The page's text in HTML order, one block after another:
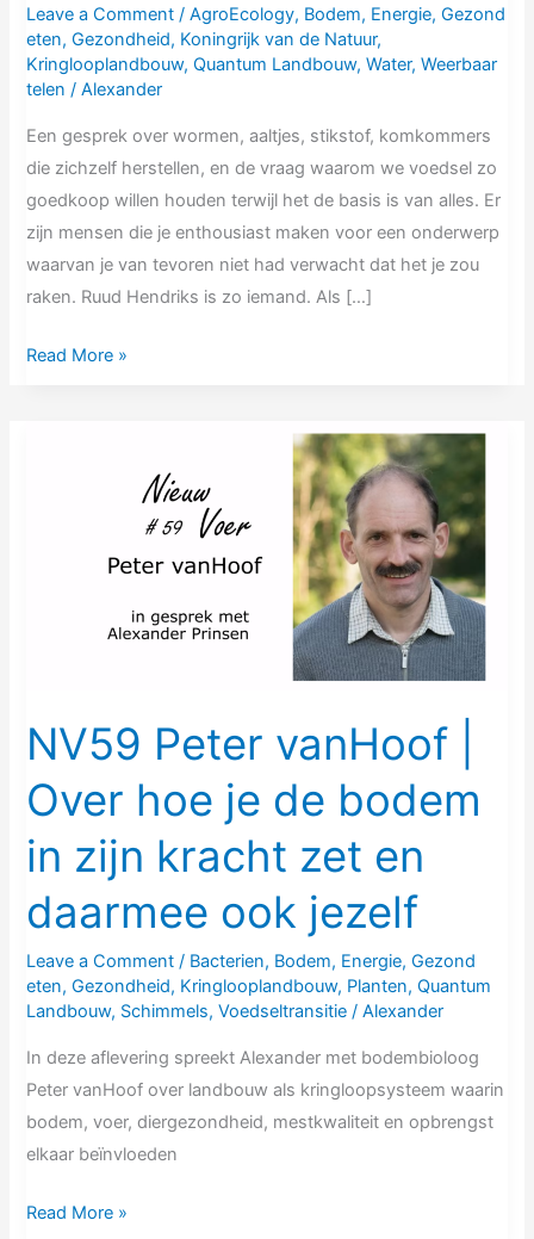
Leave a Comment /AgroEcology, Bodem, Energie,Gezond
eten,Gezondheid, Koningrijk van de Natuur,
Kringlooplandbouw,Quantum Landbouw,Water,Weerbaar
telen /Alexander
Een gesprek over wormen, aaltjes, stikstof, komkommers
die zichzelf herstellen, en de vraag waarom we voedsel zo
goedkoop willen houden terwijl het de basis is van alles. Er
zijn mensen die je enthousiast maken voor een onderwerp
waarvan je van tevoren niet had verwacht dat het je zou
raken. Ruud Hendriks is zo iemand. Als […]
Read More »
NV59 Peter vanHoof |
Over hoe je de bodem
in zijn kracht zet en
daarmee ook jezelf
Leave a Comment / Bacterien, Bodem, Energie,Gezond
eten,Gezondheid, Kringlooplandbouw, Planten,Quantum
Landbouw, Schimmels,Voedseltransitie /Alexander
In deze aflevering spreekt Alexander met bodembioloog
Peter vanHoof over landbouw als kringloopsysteem waarin
bodem, voer, diergezondheid, mestkwaliteit en opbrengst
elkaar beïnvloeden
in
zijn
kracht
zet
en
ook
jezelf
Read More »